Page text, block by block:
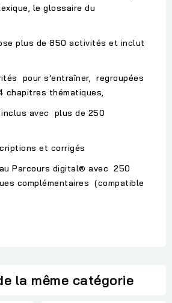
le glossaire du
plus de 850 activités et inclut
pour s’entraîner, regroupées
chapitres thématiques,
inclus avec plus de 250
et corrigés
Parcours digital® avec 250
complémentaires (compatible
la même catégorie